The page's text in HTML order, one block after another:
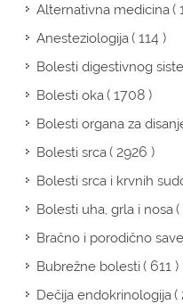
Alternativna medicina(
Anesteziologija( 114 )
Bolesti digestivnog
Bolesti oka( 1708 )
Bolesti organa za
Bolesti srca( 2926 )
Bolesti srca i krvnih
Bolesti uha, grla i nosa(
Bračno i porodično
Bubrežne bolesti( 611 )
Dečija endokrinologija(